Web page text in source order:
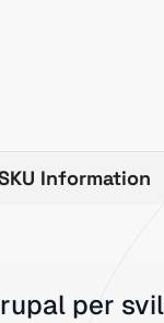
Information
per